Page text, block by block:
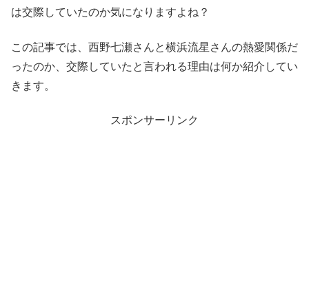
は交際していたのか気になりますよね？
この記事では、西野七瀬さんと横浜流星さんの熱愛関係だ
ったのか、交際していたと言われる理由は何か紹介してい
きます。
スポンサーリンク